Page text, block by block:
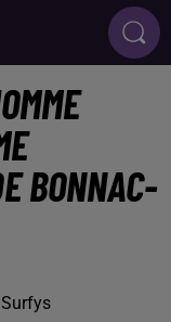
BONNAC-